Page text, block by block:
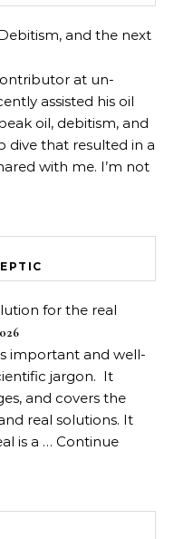
and the next
at un-
assisted his oil
oil, debitism, and
dive that resulted in a
with me. I’m not
for the real
important and well-
jargon. It
and covers the
real solutions. It
is a … Continue